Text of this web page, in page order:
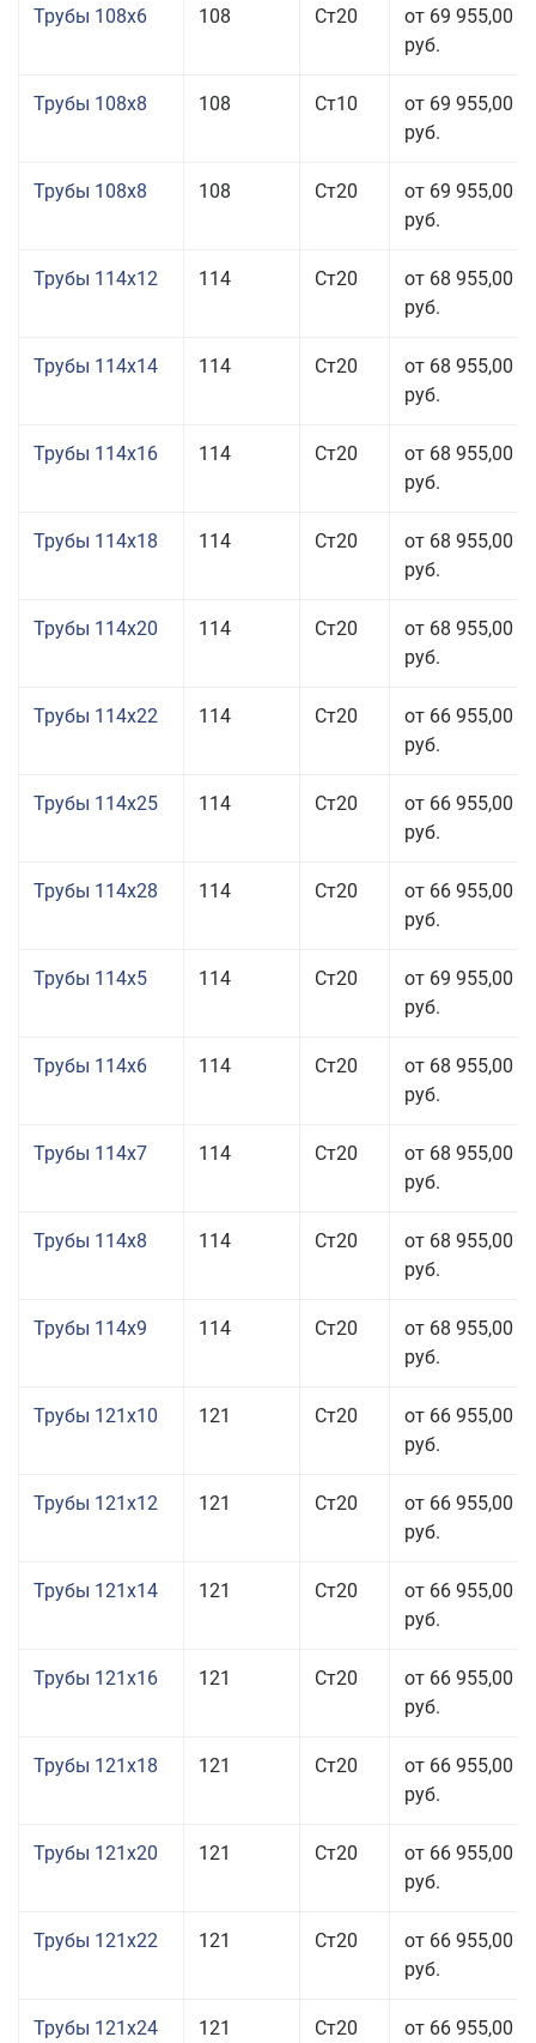
Трубы 108x6 108 Ст20
от 69 955,00
руб.
Трубы 108x8 108 Ст10
от 69 955,00
руб.
Трубы 108x8 108 Ст20
от 69 955,00
руб.
Трубы 114x12 114 Ст20
от 68 955,00
руб.
Трубы 114x14 114 Ст20
от 68 955,00
руб.
Трубы 114x16 114 Ст20
от 68 955,00
руб.
Трубы 114x18 114 Ст20
от 68 955,00
руб.
Трубы 114x20 114 Ст20
от 68 955,00
руб.
Трубы 114x22 114 Ст20
от 66 955,00
руб.
Трубы 114x25 114 Ст20
от 66 955,00
руб.
Трубы 114x28 114 Ст20
от 66 955,00
руб.
Трубы 114x5 114 Ст20
от 69 955,00
руб.
Трубы 114x6 114 Ст20
от 68 955,00
руб.
Трубы 114x7 114 Ст20
от 68 955,00
руб.
Трубы 114x8 114 Ст20
от 68 955,00
руб.
Трубы 114x9 114 Ст20
от 68 955,00
руб.
Трубы 121x10 121 Ст20
от 66 955,00
руб.
Трубы 121x12 121 Ст20
от 66 955,00
руб.
Трубы 121x14 121 Ст20
от 66 955,00
руб.
Трубы 121x16 121 Ст20
от 66 955,00
руб.
Трубы 121x18 121 Ст20
от 66 955,00
руб.
Трубы 121x20 121 Ст20
от 66 955,00
руб.
Трубы 121x22 121 Ст20
от 66 955,00
руб.
Трубы 121x24 121 Ст20 от 66 955,00